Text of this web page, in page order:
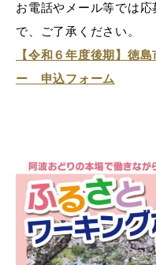
お電話やメール等では
で、ご了承ください。
【令和６年度後期】徳
ー 申込フォーム